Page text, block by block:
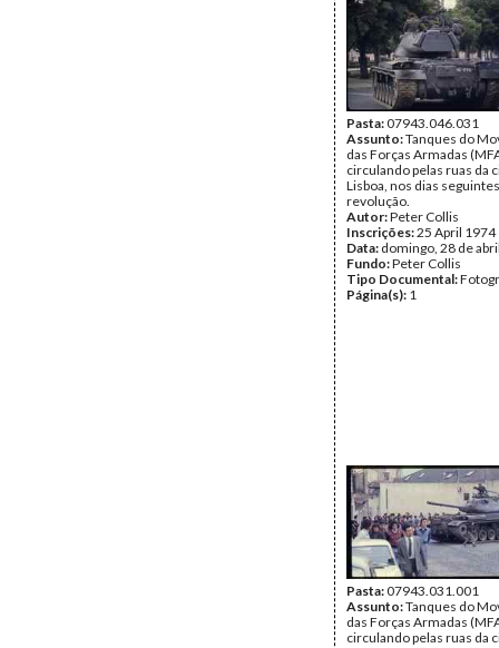
Pasta:07943.046.031
Assunto:Tanques do
das Forças Armadas
circulando pelas ruas da
Lisboa, nos dias
revolução.
Autor:Peter Collis
Inscrições:25 April 1974
Data: domingo, 28 de
Fundo:Peter Collis
Tipo Documental:
Página(s): 1
Pasta:07943.031.001
Assunto:Tanques do
das Forças Armadas
circulando pelas ruas da